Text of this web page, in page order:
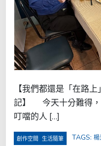
【我們都還是「在路
記】 今天十分難得，
叮噹的人 […]
創作空間 生活隨筆 TAGS: 楊